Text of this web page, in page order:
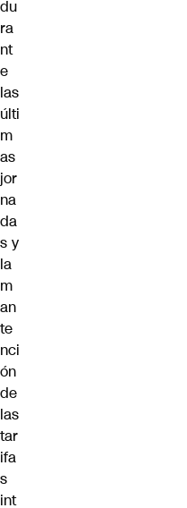
du
ra
nt
e
las
últi
m
as
jor
na
da
s y
la
m
an
te
nci
ón
de
las
tar
ifa
s
int